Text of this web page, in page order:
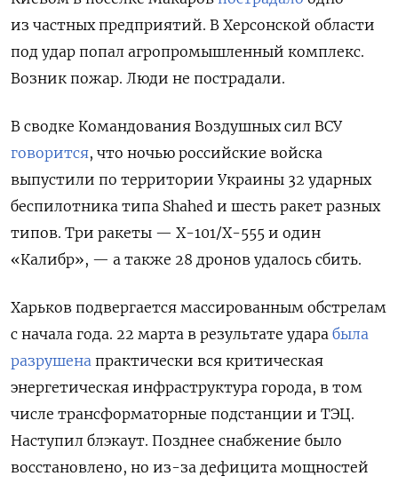
из частных предприятий. В Херсонской области
под удар попал агропромышленный комплекс.
Возник пожар. Люди не пострадали.
В сводке Командования Воздушных сил ВСУ
говорится, что ночью российские войска
выпустили по территории Украины 32 ударных
беспилотника типа Shahed и шесть ракет разных
типов. Три ракеты — Х-101/Х-555 и один
«Калибр», — а также 28 дронов удалось сбить.
Харьков подвергается массированным обстрелам
с начала года. 22 марта в результате удара была
разрушена практически вся критическая
энергетическая инфраструктура города, в том
числе трансформаторные подстанции и ТЭЦ.
Наступил блэкаут. Позднее снабжение было
восстановлено, но из-за дефицита мощностей